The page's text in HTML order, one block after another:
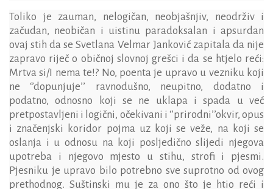
Toliko je zauman, nelogičan, neobjašnjiv, neodrživ i
začudan, neobičan i uistinu paradoksalan i apsurdan
ovaj stih da se Svetlana Velmar Janković zapitala da nije
zapravo riječ o običnoj slovnoj grešci i da se htjelo reći:
Mrtva si/I nema te!? No, poenta je upravo u vezniku koji
ne ‘’dopunjuje’’ ravnodušno, neupitno, dodatno i
podatno, odnosno koji se ne uklapa i spada u već
pretpostavljeni i logični, očekivani i ‘’prirodni’’okvir, opus
i značenjski koridor pojma uz koji se veže, na koji se
oslanja i u odnosu na koji posljedično slijedi njegova
upotreba i njegovo mjesto u stihu, strofi i pjesmi.
Pjesniku je upravo bilo potrebno sve suprotno od ovog
prethodnog. Suštinski mu je za ono što je htio reći i